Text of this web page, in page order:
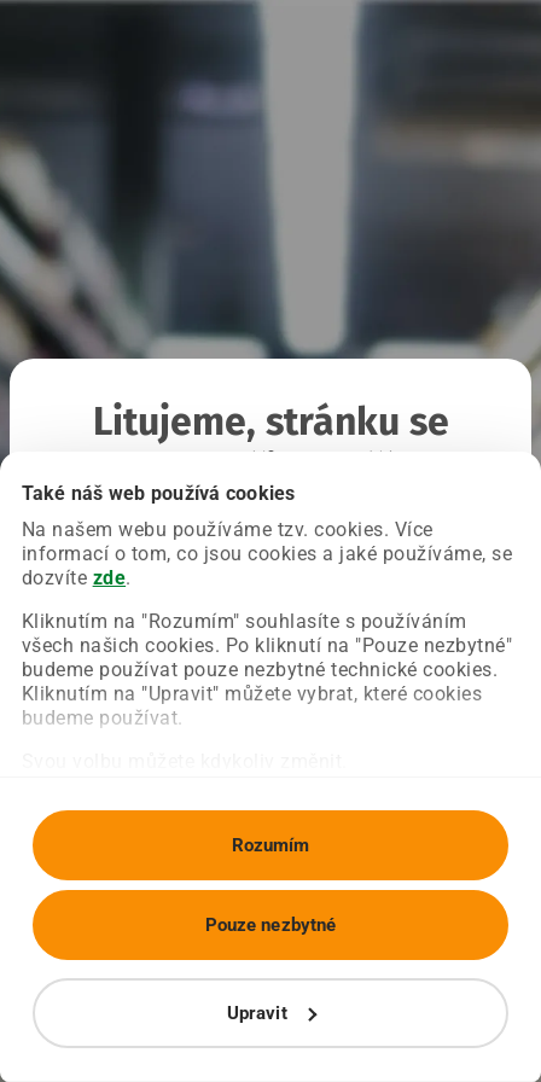
Také náš web používá cookies
Na našem webu používáme tzv. cookies. Více
informací o tom, co jsou cookies a jaké používáme, se
dozvíte zde.
Kliknutím na "Rozumím" souhlasíte s používáním
všech našich cookies. Po kliknutí na "Pouze nezbytné"
budeme používat pouze nezbytné technické cookies.
Kliknutím na "Upravit" můžete vybrat, které cookies
budeme používat.
Rozumím
Upravit
Pouze nezbytné
Litujeme, stránku se
Chyba nastala na naší straně a už ji opravujeme.
Zkuste prosím znovu načíst požadovanou stránku.
Obnovit stránku Úvodní strana